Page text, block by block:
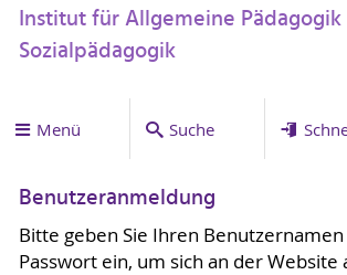
Institut für Allgemeine
Sozialpädagogik
Menü Suche
Benutzeranmeldung
Bitte geben Sie Ihren
Passwort ein, um sich an der Website